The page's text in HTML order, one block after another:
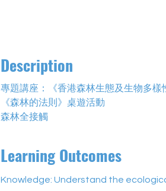
Description
專題講座：《香港森林生態及生物多樣
《森林的法則》桌遊活動
森林全接觸
Learning Outcomes
Knowledge: Understand the